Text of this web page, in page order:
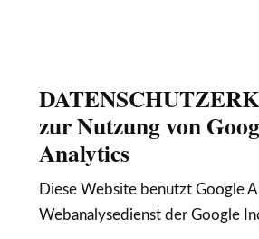
zur Nutzung von
Analytics
Diese Website benutzt Google
Webanalysedienst der Google